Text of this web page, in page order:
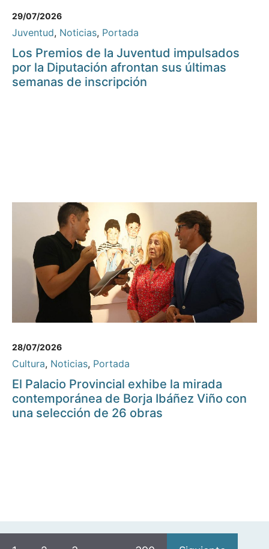
29/07/2026
Juventud, Noticias, Portada
Los Premios de la Juventud impulsados
por la Diputación afrontan sus últimas
semanas de inscripción
28/07/2026
Cultura, Noticias, Portada
El Palacio Provincial exhibe la mirada
contemporánea de Borja Ibáñez Viño con
una selección de 26 obras